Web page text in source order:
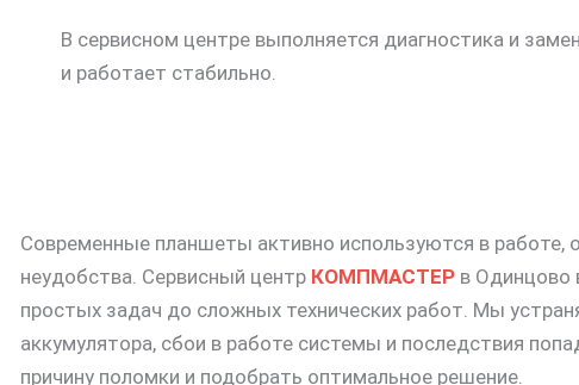
В сервисном центре выполняется диагностика и
и работает стабильно.
Современные планшеты активно используются в работе,
неудобства. Сервисный центр КОМПМАСТЕР в Одинцово
простых задач до сложных технических работ. Мы
аккумулятора, сбои в работе системы и последствия
причину поломки и подобрать оптимальное решение.